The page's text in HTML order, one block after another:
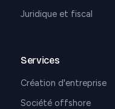
Juridique et fiscal
Services
Création d'entreprise
Société offshore